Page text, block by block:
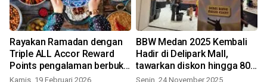
Rayakan Ramadan dengan
Triple ALL Accor Reward
Points pengalaman berbuka
puasa
Kamis, 19 Februari 2026
BBW Medan 2025 Kembali
Hadir di Delipark Mall,
tawarkan diskon hingga 80
persen
Senin, 24 November 2025